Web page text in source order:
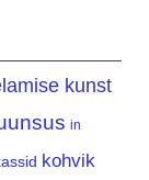
kunst
in
kohvik